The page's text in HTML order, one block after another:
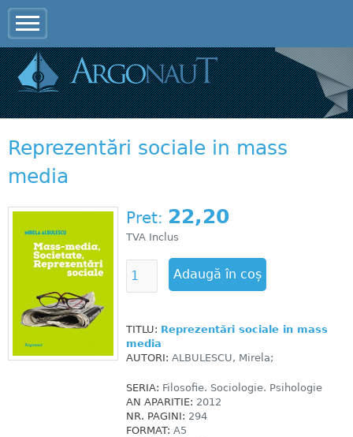
Reprezentări sociale in mass
media
Pret: 22,20
TVA Inclus
TITLU: Reprezentări sociale in mass
media
AUTORI: ALBULESCU, Mirela;
SERIA: Filosofie. Sociologie. Psihologie
AN APARITIE: 2012
NR. PAGINI: 294
FORMAT: A5